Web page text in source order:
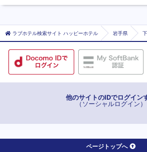
ラブホテル検索サイト ハッピーホテル 岩手県
他のサイトのIDでログイン
（ソーシャルログイン）
ページトップへ